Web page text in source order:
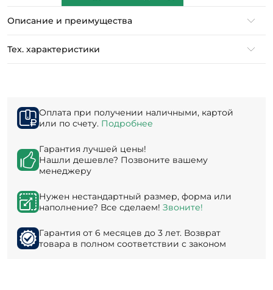
Описание и преимущества
Тех. характеристики
Оплата при получении наличными, картой
или по счету. Подробнее
Гарантия лучшей цены!
Нашли дешевле? Позвоните вашему
менеджеру
Нужен нестандартный размер, форма или
наполнение? Все сделаем! Звоните!
Гарантия от 6 месяцев до 3 лет. Возврат
товара в полном соответствии с законом